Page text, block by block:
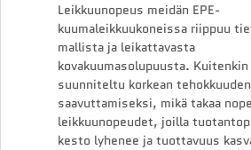
Leikkuunopeus meidän EPE-
kuumaleikkuukoneissa riippuu
mallista ja leikattavasta
kovakuumasolupuusta.
suunniteltu korkean tehokkuuden
saavuttamiseksi, mikä takaa
leikkuunopeudet, joilla
kesto lyhenee ja tuottavuus